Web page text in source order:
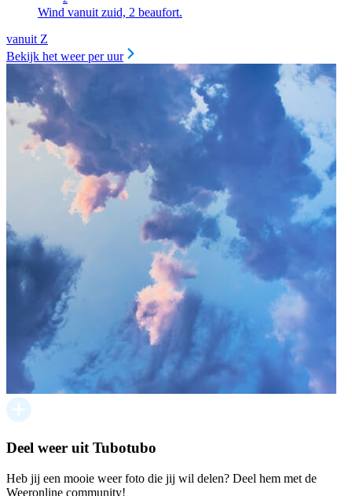
Wind vanuit zuid, 2 beaufort.
vanuit Z
Bekijk het weer per uur
Deel weer uit Tubotubo
Heb jij een mooie weer foto die jij wil delen? Deel hem met de
Weeronline community!